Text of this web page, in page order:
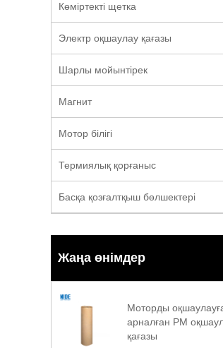
Көміртекті щетка
Электр оқшаулау қағазы
Шарлы мойынтірек
Магнит
Мотор білігі
Термиялық қорғаныс
Басқа қозғалтқыш бөлшектері
Жаңа өнімдер
Моторды
арналған PM
қағазы